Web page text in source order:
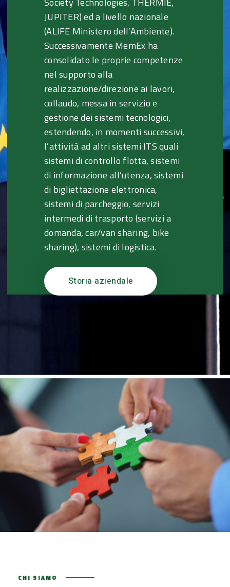
JUPITER) ed a livello nazionale
(ALIFE Ministero dell’Ambiente).
Successivamente MemEx ha
consolidato le proprie competenze
nel supporto alla
realizzazione/direzione ai lavori,
collaudo, messa in servizio e
gestione dei sistemi tecnologici,
estendendo, in momenti successivi,
l’attività ad altri sistemi ITS quali
sistemi di controllo flotta, sistemi
di informazione all’utenza, sistemi
di bigliettazione elettronica,
sistemi di parcheggio, servizi
intermedi di trasporto (servizi a
domanda, car/van sharing, bike
sharing), sistemi di logistica.
Storia aziendale
CHI SIAMO